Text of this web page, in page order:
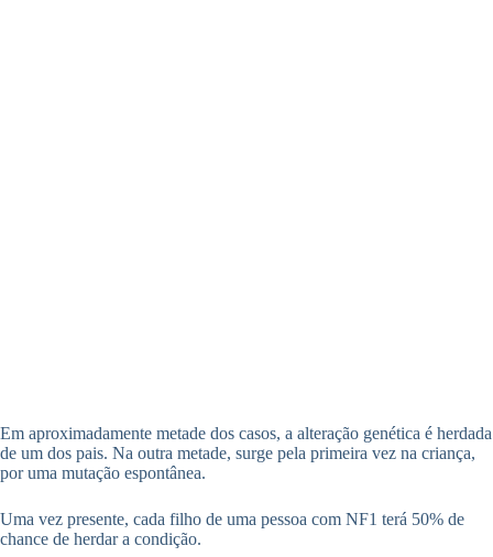
Em aproximadamente metade dos casos, a alteração genética é herdada
de um dos pais. Na outra metade, surge pela primeira vez na criança,
por uma mutação espontânea.
Uma vez presente, cada filho de uma pessoa com NF1 terá 50% de
chance de herdar a condição.